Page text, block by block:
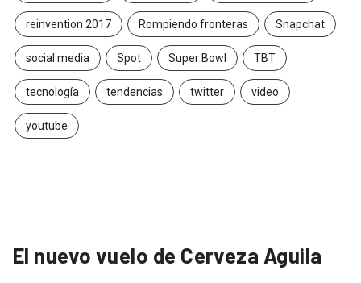
reinvention 2017 Rompiendo fronteras Snapchat
social media Spot Super Bowl TBT
tecnología tendencias twitter video
youtube
El nuevo vuelo de Cerveza Aguila